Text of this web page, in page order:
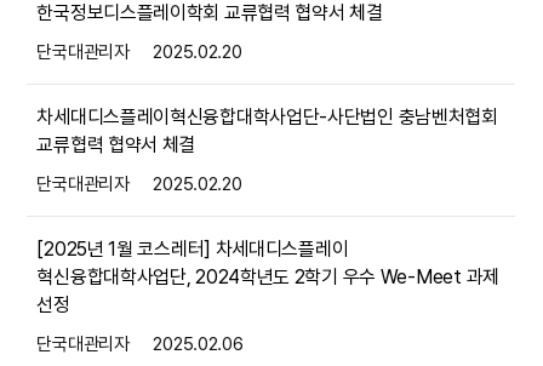
한국정보디스플레이학회 교류협력 협약서 체결
단국대관리자 2025.02.20
차세대디스플레이혁신융합대학사업단-사단법인 충남벤처협회
교류협력 협약서 체결
단국대관리자 2025.02.20
[2025년 1월 코스레터] 차세대디스플레이
혁신융합대학사업단, 2024학년도 2학기 우수 We-Meet 과제
선정
단국대관리자 2025.02.06